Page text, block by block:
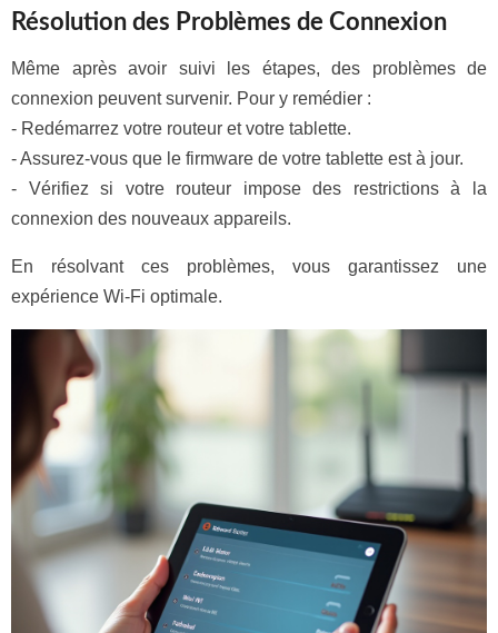
Résolution des Problèmes de Connexion
Même après avoir suivi les étapes, des problèmes de
connexion peuvent survenir. Pour y remédier :
- Redémarrez votre routeur et votre tablette.
- Assurez-vous que le firmware de votre tablette est à jour.
- Vérifiez si votre routeur impose des restrictions à la
connexion des nouveaux appareils.
En résolvant ces problèmes, vous garantissez une
expérience Wi-Fi optimale.